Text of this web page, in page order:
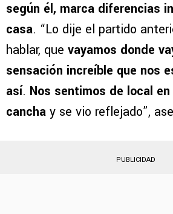
Otro de los puntos que
papel de la afición celeste,
según él, marca diferencias
casa. “Lo dije el partido
hablar, quevayamos donde
y se vio reflejado”,